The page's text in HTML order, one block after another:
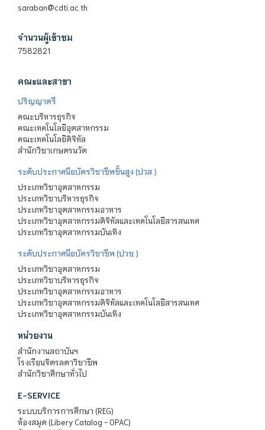
saraban@cdti.ac.th
จำนวนผู้เข้าชม
7582821
คณะและสาขา
ปริญญาตรี
คณะบริหารธุรกิจ
คณะเทคโนโลยีอุตสาหกรรม
คณะเทคโนโลยีดิจิทัล
สำนักวิชาเกษตรนวัต
ระดับประกาศนียบัตรวิชาชีพชั้นสูง (ปวส.)
ประเภทวิชาอุตสาหกรรม
ประเภทวิชาบริหารธุรกิจ
ประเภทวิชาอุตสาหกรรมอาหาร
ประเภทวิชาอุตสาหกรรมดิจิทัลและเทคโนโลยีสารสนเทศ
ประเภทวิชาอุตสาหกรรมบันเทิง
ระดับประกาศนียบัตรวิชาชีพ (ปวช.)
ประเภทวิชาอุตสาหกรรม
ประเภทวิชาบริหารธุรกิจ
ประเภทวิชาอุตสาหกรรมอาหาร
ประเภทวิชาอุตสาหกรรมดิจิทัลและเทคโนโลยีสารสนเทศ
ประเภทวิชาอุตสาหกรรมบันเทิง
หน่วยงาน
สำนักงานสถาบันฯ
โรงเรียนจิตรลดาวิชาชีพ
สำนักวิชาศึกษาทั่วไป
E-SERVICE
ระบบบริการการศึกษา (REG)
ห้องสมุด (Libery Catalog - OPAC)